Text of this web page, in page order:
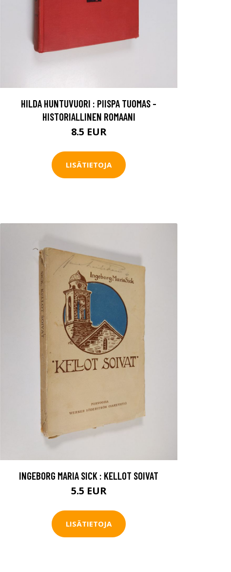
HILDA HUNTUVUORI : PIISPA TUOMAS -
HISTORIALLINEN ROMAANI
8.5 EUR
LISÄTIETOJA
INGEBORG MARIA SICK : KELLOT SOIVAT
5.5 EUR
LISÄTIETOJA